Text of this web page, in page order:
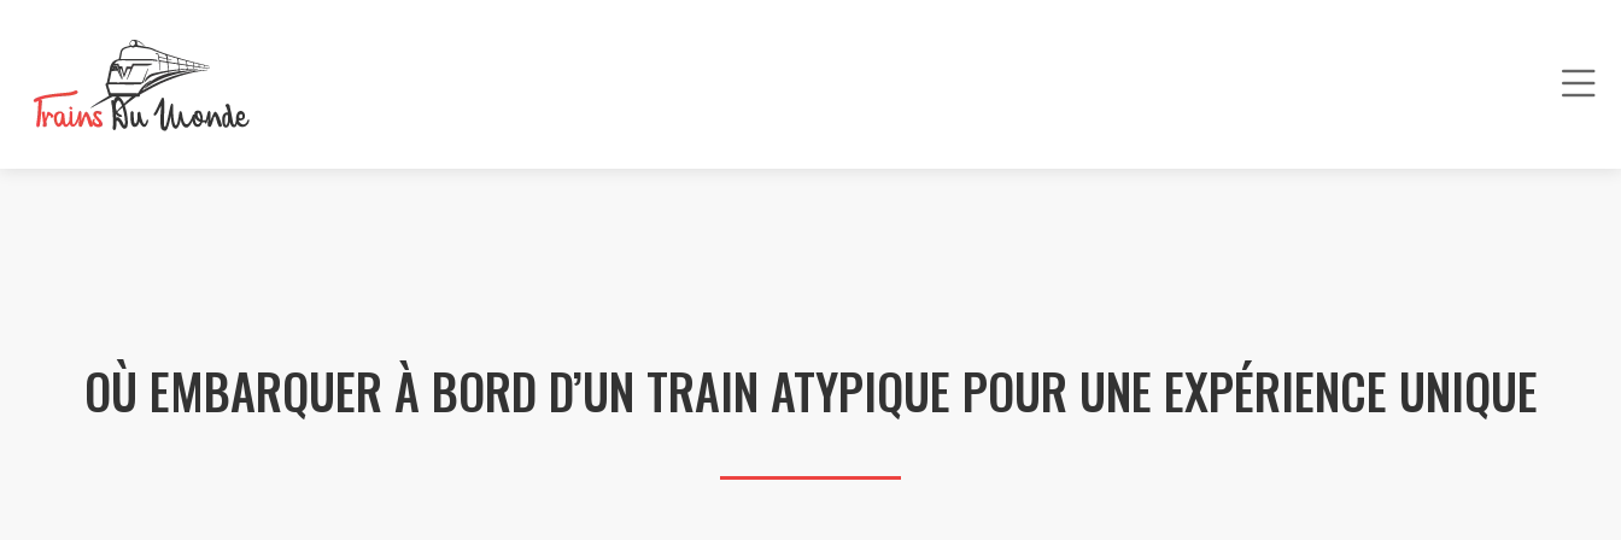
OÙ EMBARQUER À BORD D’UN TRAIN ATYPIQUE POUR UNE EXPÉRIENCE UNIQUE